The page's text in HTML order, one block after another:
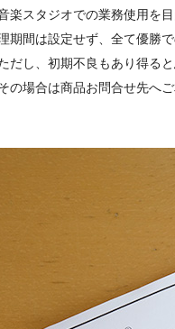
楽スタジオでの業務使用を
期間は設定せず、全て優勝
だし、初期不良もあり得ると
の場合は商品お問合せ先へ